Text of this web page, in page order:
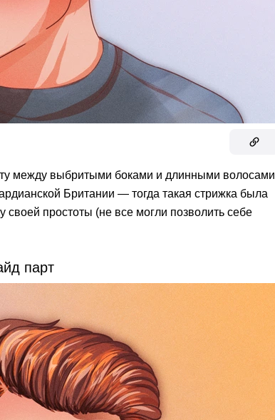
между выбритыми боками и длинными волосами
Британии — тогда такая стрижка была
своей простоты (не все могли позволить себе
парт